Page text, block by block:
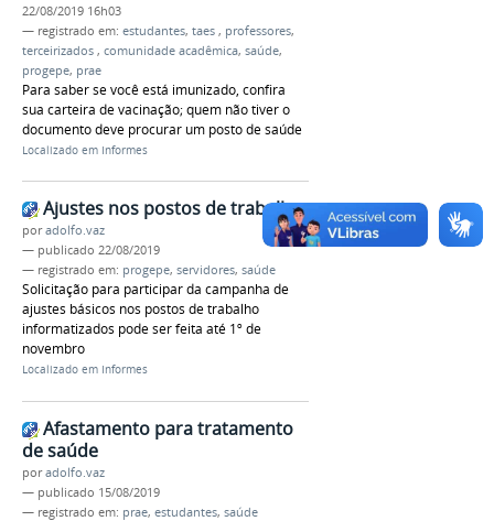
22/08/2019 16h03
— registrado em: estudantes, taes , professores,
terceirizados , comunidade acadêmica, saúde,
progepe, prae
Para saber se você está imunizado, confira
sua carteira de vacinação; quem não tiver o
documento deve procurar um posto de saúde
Localizado em Informes
Ajustes nos postos de trabalho
poradolfo.vaz
— publicado 22/08/2019
— registrado em: progepe, servidores, saúde
Solicitação para participar da campanha de
ajustes básicos nos postos de trabalho
informatizados pode ser feita até 1º de
novembro
Localizado em Informes
Afastamento para tratamento
de saúde
poradolfo.vaz
— publicado 15/08/2019
— registrado em: prae, estudantes, saúde